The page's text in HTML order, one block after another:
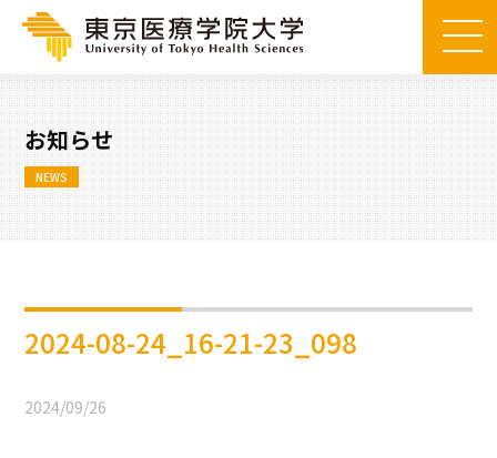
お知らせ
NEWS
2024-08-24_16-21-23_098
2024/09/26